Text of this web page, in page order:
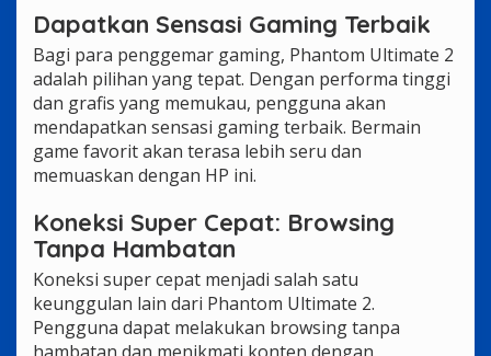
Dapatkan Sensasi Gaming Terbaik
Bagi para penggemar gaming, Phantom Ultimate 2
adalah pilihan yang tepat. Dengan performa tinggi
dan grafis yang memukau, pengguna akan
mendapatkan sensasi gaming terbaik. Bermain
game favorit akan terasa lebih seru dan
memuaskan dengan HP ini.
Koneksi Super Cepat: Browsing
Tanpa Hambatan
Koneksi super cepat menjadi salah satu
keunggulan lain dari Phantom Ultimate 2.
Pengguna dapat melakukan browsing tanpa